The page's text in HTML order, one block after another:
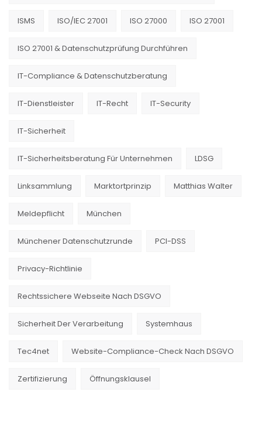
ISMS ISO/IEC 27001 ISO 27000 ISO 27001
ISO 27001 & Datenschutzprüfung Durchführen
IT-Compliance & Datenschutzberatung
IT-Dienstleister IT-Recht IT-Security
IT-Sicherheit
IT-Sicherheitsberatung Für Unternehmen LDSG
Linksammlung Marktortprinzip Matthias Walter
Meldepflicht München
Münchener Datenschutzrunde PCI-DSS
Privacy-Richtlinie
Rechtssichere Webseite Nach DSGVO
Sicherheit Der Verarbeitung Systemhaus
Tec4net Website-Compliance-Check Nach DSGVO
Zertifizierung Öffnungsklausel